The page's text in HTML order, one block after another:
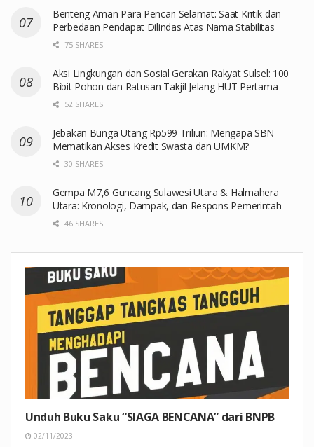
Benteng Aman Para Pencari Selamat: Saat Kritik dan
Perbedaan Pendapat Dilindas Atas Nama Stabilitas
75 SHARES
Aksi Lingkungan dan Sosial Gerakan Rakyat Sulsel: 100
Bibit Pohon dan Ratusan Takjil Jelang HUT Pertama
52 SHARES
Jebakan Bunga Utang Rp599 Triliun: Mengapa SBN
Mematikan Akses Kredit Swasta dan UMKM?
30 SHARES
Gempa M7,6 Guncang Sulawesi Utara & Halmahera
Utara: Kronologi, Dampak, dan Respons Pemerintah
46 SHARES
Unduh Buku Saku “SIAGA BENCANA” dari BNPB
02/11/2023